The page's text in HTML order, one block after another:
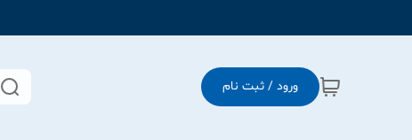
ورود / ثبت نام